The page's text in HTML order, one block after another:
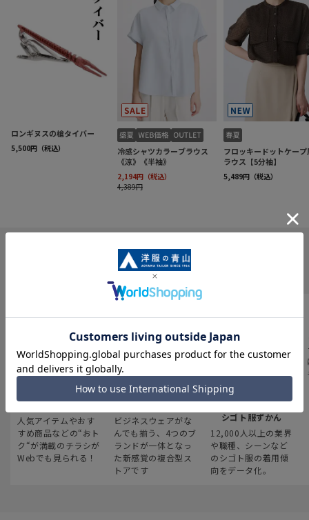
INFORMATION
最新のお買い得情報
人気アイテムやおす
すめ商品などの“おト
ク“が満載のチラシが
Webでも見られる！
スーツスクエア
ビジネスウェアがな
んでも揃う、4つのブ
ランドが一体となっ
た新感覚の複合型ス
トアです
みんなの
シゴト服ずかん
12,000人以上の業界
や職種、シーンなど
のシゴト服の着用傾
向をデータ化。